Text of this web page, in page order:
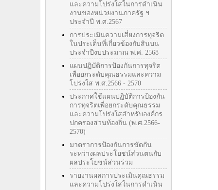
และความโปร่งใสในการดำเนิน
งานของหน่วยงานภาครัฐ ฯ
ประจำปี พ.ศ.2567
การประเมินความเสี่ยงการทุจริต
ในประเด็นที่เกี่ยวข้องกับสินบน
ประจำปีงบประมาณ พ.ศ. 2568
แผนปฏิบัติการป้องกันการทุจริต
เพื่อยกระดับคุณธรรมและความ
โปร่งใส พ.ศ.2566 - 2570
ประกาศใช้แผนปฏิบัติการป้องกัน
การทุจริตเพื่อยกระดับคุณธรรม
และความโปร่งใสสำหรับองค์กร
ปกครองส่วนท้องถิ่น (พ.ศ.2566-
2570)
มาตราการป้องกันการขัดกัน
ระหว่างผลประโยชน์ส่วนตนกับ
ผลประโยชน์ส่วนร่วม
รายงานผลการประเมินคุณธรรม
และความโปร่งใสในการดำเนิน